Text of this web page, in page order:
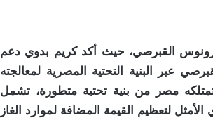
القبرصي، حيث أكد كريم بدوي دعم
عبر البنية التحتية المصرية لمعالجته
مصر من بنية تحتية متطورة، تشمل
لتعظيم القيمة المضافة لموارد الغاز